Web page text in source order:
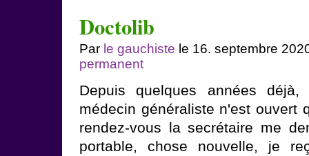
Doctolib
Par le gauchiste le 16. septembre
permanent
Depuis quelques années
médecin généraliste n'est ouvert
rendez-vous la secrétaire me
portable, chose nouvelle, je